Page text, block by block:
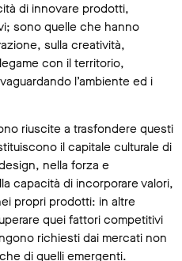
di innovare prodotti,
sono quelle che hanno
sulla creatività,
con il territorio,
l’ambiente ed i
riuscite a trasfondere questi
il capitale culturale di
nella forza e
capacità di incorporare valori,
propri prodotti: in altre
quei fattori competitivi
richiesti dai mercati non
di quelli emergenti.